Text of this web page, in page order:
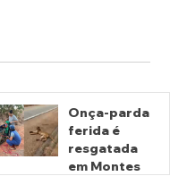
Onça-parda
ferida é
resgatada
em Montes